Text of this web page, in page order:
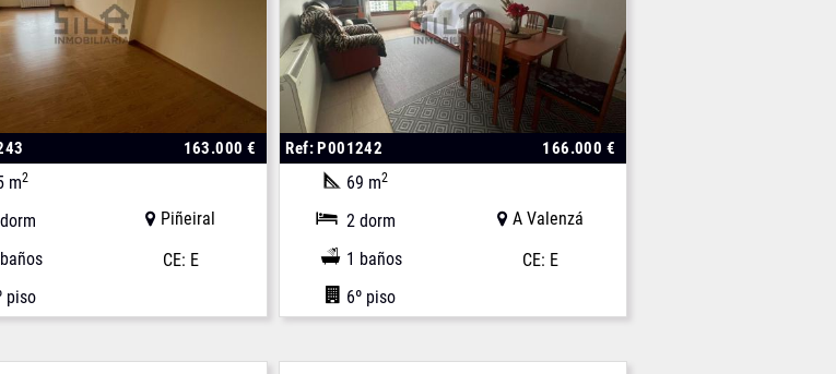
163.000 €
m2
piso
Piñeiral
CE: E
Ref: P001242 166.000 €
69 m2
2 dorm
1 baños
6º piso
A Valenzá
CE: E